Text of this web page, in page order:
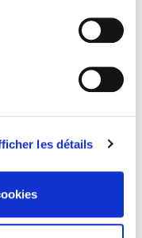
les détails
new